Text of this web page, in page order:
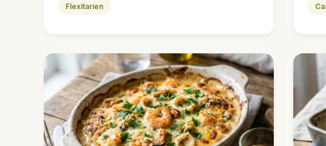
Flexitarien